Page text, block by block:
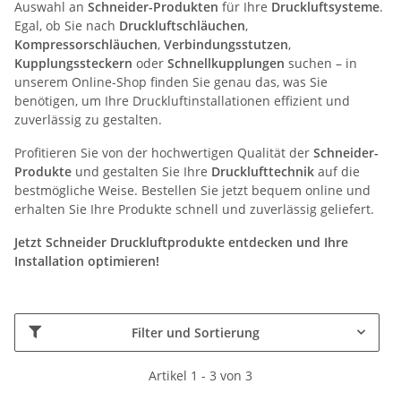
Auswahl an Schneider-Produkten für Ihre Druckluftsysteme.
Egal, ob Sie nach Druckluftschläuchen,
Kompressorschläuchen, Verbindungsstutzen,
Kupplungssteckern oder Schnellkupplungen suchen – in
unserem Online-Shop finden Sie genau das, was Sie
benötigen, um Ihre Druckluftinstallationen effizient und
zuverlässig zu gestalten.
Profitieren Sie von der hochwertigen Qualität der Schneider-
Produkte und gestalten Sie Ihre Drucklufttechnik auf die
bestmögliche Weise. Bestellen Sie jetzt bequem online und
erhalten Sie Ihre Produkte schnell und zuverlässig geliefert.
Jetzt Schneider Druckluftprodukte entdecken und Ihre
Installation optimieren!
Filter und Sortierung
Artikel 1 - 3 von 3